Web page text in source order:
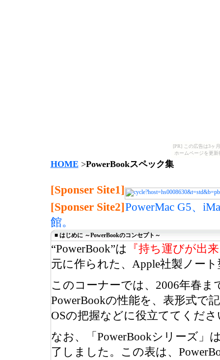
[PR] この広告は3ヶ
ホームページを更
HOME >PowerBookスペック集
[Sponser Site1]
[Sponser Site2]PowerMac G5、
館。
■ はじめに ～PowerBookのコンセプト～
“PowerBook”は 『持ち運びが出
元に作られた、Apple社製ノー
このコーナーでは、2006年春
PowerBookの性能を、表形式で
OSの把握などに役立ててくださ
なお、「PowerBookシリーズ」
了しました。この表は、